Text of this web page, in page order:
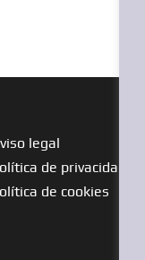
legal
de privacidad
de cookies